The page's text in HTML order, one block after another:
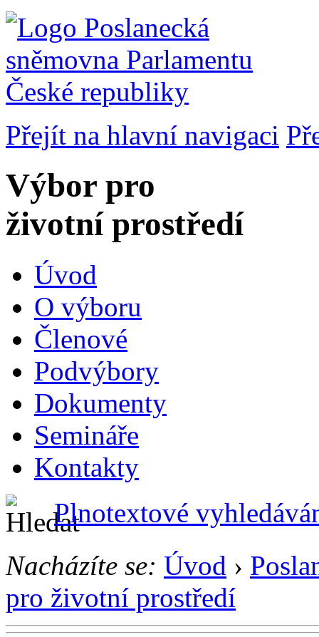
Přejít na hlavní navigaci
Výbor pro
životní prostředí
Úvod
O výboru
Členové
Podvýbory
Dokumenty
Semináře
Kontakty
Plnotextové
Nacházíte se: Úvod ›
pro životní prostředí